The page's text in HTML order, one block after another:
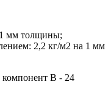
1 мм толщины;
2,2 кг/м2 на 1 мм
В - 24